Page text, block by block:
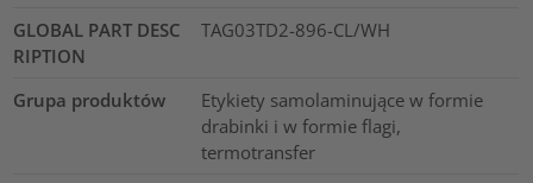
GLOBAL PART DESC
RIPTION
TAG03TD2-896-CL/WH
Grupa produktów
Etykiety samolaminujące w formie
drabinki i w formie flagi,
termotransfer